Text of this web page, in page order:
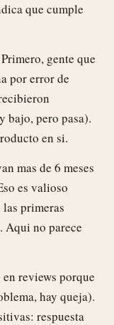
que cumple
gente que
por error de
bajo, pero pasa).
en si.
mas de 6 meses
es valioso
primeras
Aqui no parece
reviews porque
hay queja).
respuesta